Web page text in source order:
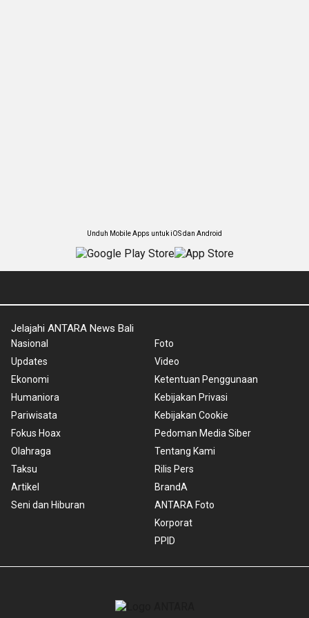
Unduh Mobile Apps untuk iOS dan Android
Jelajahi ANTARA News Bali
Nasional
Updates
Ekonomi
Humaniora
Pariwisata
Fokus Hoax
Olahraga
Taksu
Artikel
Seni dan Hiburan
Foto
Video
Ketentuan Penggunaan
Kebijakan Privasi
Kebijakan Cookie
Pedoman Media Siber
Tentang Kami
Rilis Pers
BrandA
ANTARA Foto
Korporat
PPID